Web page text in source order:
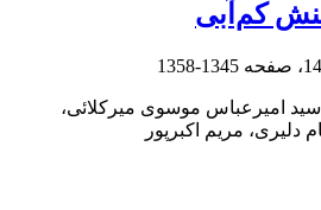
کم‌آبی
1345-1358
امیرعباس موسوی میرکلائی،
مریم اکبرپور